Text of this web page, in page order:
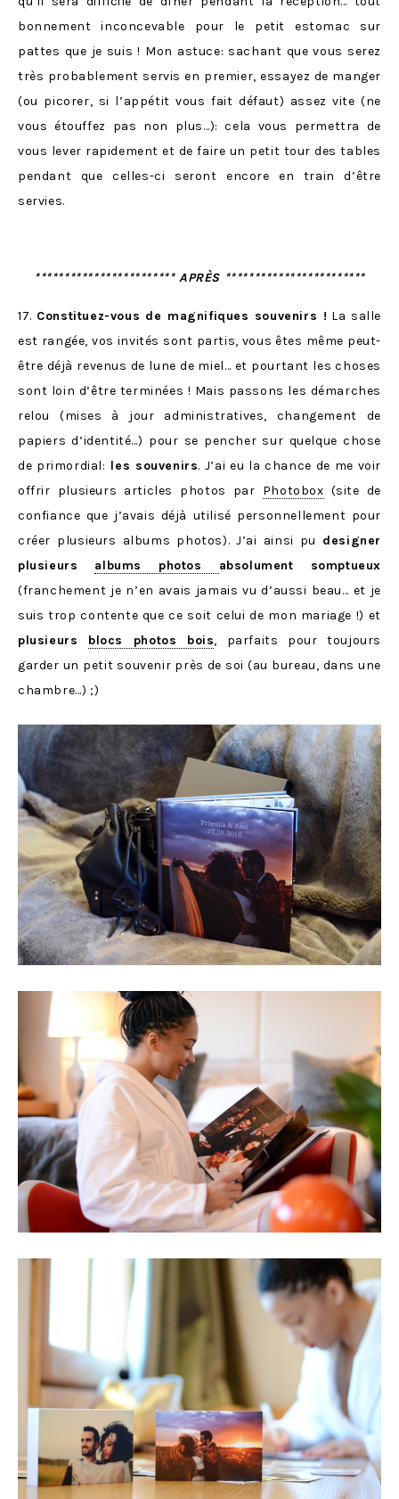
bonnement inconcevable pour le petit estomac sur
pattes que je suis ! Mon astuce: sachant que vous serez
très probablement servis en premier, essayez de manger
(ou picorer, si l’appétit vous fait défaut) assez vite (ne
vous étouffez pas non plus…): cela vous permettra de
vous lever rapidement et de faire un petit tour des tables
pendant que celles-ci seront encore en train d’être
servies.
************************ APRÈS ************************
17. Constituez-vous de magnifiques souvenirs ! La salle
est rangée, vos invités sont partis, vous êtes même peut-
être déjà revenus de lune de miel… et pourtant les choses
sont loin d’être terminées ! Mais passons les démarches
relou (mises à jour administratives, changement de
papiers d’identité…) pour se pencher sur quelque chose
de primordial: les souvenirs. J’ai eu la chance de me voir
offrir plusieurs articles photos par Photobox (site de
confiance que j’avais déjà utilisé personnellement pour
créer plusieurs albums photos). J’ai ainsi pu designer
plusieurs albums photos absolument somptueux
(franchement je n’en avais jamais vu d’aussi beau… et je
suis trop contente que ce soit celui de mon mariage !) et
plusieurs blocs photos bois, parfaits pour toujours
garder un petit souvenir près de soi (au bureau, dans une
chambre…) ;)